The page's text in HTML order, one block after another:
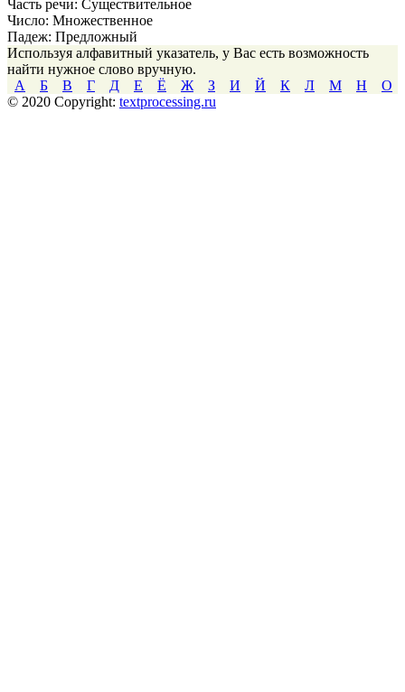
Часть речи: Существительное
Число: Множественное
Падеж: Предложный
Используя алфавитный указатель, у Вас есть возможность
найти нужное слово вручную.
А
Б В Г Д Е Ё Ж З И Й К Л М Н
О
© 2020 Copyright: textprocessing.ru